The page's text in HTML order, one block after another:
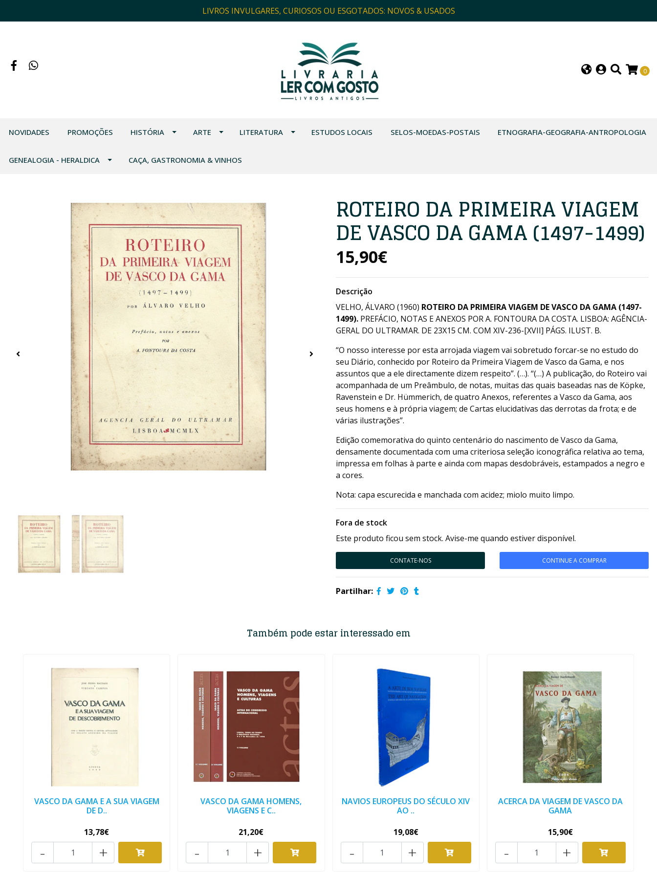
LIVROS INVULGARES, CURIOSOS OU ESGOTADOS: NOVOS & USADOS
0
NOVIDADES PROMOÇÕES HISTÓRIA ARTE LITERATURA ESTUDOS LOCAIS SELOS-MOEDAS-POSTAIS ETNOGRAFIA-GEOGRAFIA-ANTROPOLOGIA
GENEALOGIA - HERALDICA CAÇA, GASTRONOMIA & VINHOS
ROTEIRO DA PRIMEIRA VIAGEM
DE VASCO DA GAMA (1497-1499)
15,90€
Descrição
VELHO, ÁLVARO (1960) ROTEIRO DA PRIMEIRA VIAGEM DE VASCO DA GAMA (1497-
1499). PREFÁCIO, NOTAS E ANEXOS POR A. FONTOURA DA COSTA. LISBOA: AGÊNCIA-
GERAL DO ULTRAMAR. DE 23X15 CM. COM XIV-236-[XVII] PÁGS. ILUST. B.
“O nosso interesse por esta arrojada viagem vai sobretudo forcar-se no estudo do
seu Diário, conhecido por Roteiro da Primeira Viagem de Vasco da Gama, e nos
assuntos que a ele directamente dizem respeito”. (…). “(…) A publicação, do Roteiro vai
acompanhada de um Preâmbulo, de notas, muitas das quais baseadas nas de Köpke,
Ravenstein e Dr. Hümmerich, de quatro Anexos, referentes a Vasco da Gama, aos
seus homens e à própria viagem; de Cartas elucidativas das derrotas da frota; e de
várias ilustrações”.
Edição comemorativa do quinto centenário do nascimento de Vasco da Gama,
densamente documentada com uma criteriosa seleção iconográfica relativa ao tema,
impressa em folhas à parte e ainda com mapas desdobráveis, estampados a negro e
a cores.
Nota: capa escurecida e manchada com acidez; miolo muito limpo.
Fora de stock
Este produto ficou sem stock. Avise-me quando estiver disponível.
CONTATE-NOS CONTINUE A COMPRAR
Partilhar:
Também pode estar interessado em
VASCO DA GAMA E A SUA VIAGEM
DE D..
13,78€
+
-
VASCO DA GAMA HOMENS,
VIAGENS E C..
21,20€
+
-
NAVIOS EUROPEUS DO SÉCULO XIV
AO ..
19,08€
+
-
ACERCA DA VIAGEM DE VASCO DA
GAMA
15,90€
+
-